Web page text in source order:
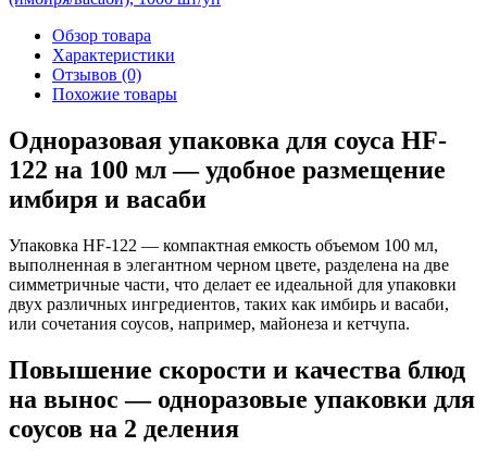
Обзор товара
Характеристики
Отзывов (0)
Похожие товары
Одноразовая упаковка для соуса HF-
122 на 100 мл — удобное размещение
имбиря и васаби
Упаковка HF-122 — компактная емкость объемом 100 мл,
выполненная в элегантном черном цвете, разделена на две
симметричные части, что делает ее идеальной для упаковки
двух различных ингредиентов, таких как имбирь и васаби,
или сочетания соусов, например, майонеза и кетчупа.
Повышение скорости и качества блюд
на вынос — одноразовые упаковки для
соусов на 2 деления